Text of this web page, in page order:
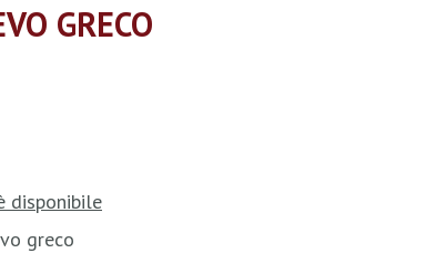
GRECO
disponibile
greco